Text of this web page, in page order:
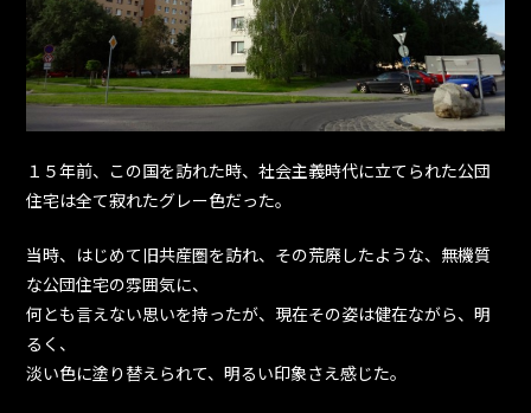
１５年前、この国を訪れた時、社会主義時代に立てられた公団
住宅は全て寂れたグレー色だった。
当時、はじめて旧共産圏を訪れ、その荒廃したような、無機質
な公団住宅の雰囲気に、
何とも言えない思いを持ったが、現在その姿は健在ながら、明
るく、
淡い色に塗り替えられて、明るい印象さえ感じた。